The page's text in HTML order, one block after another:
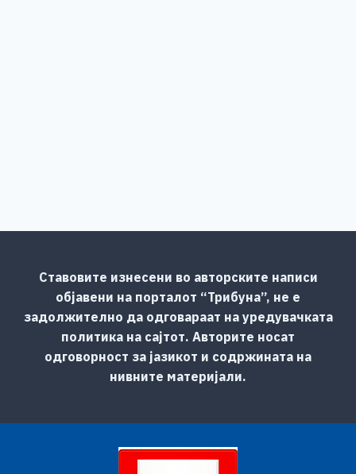
Ставовите изнесени во авторските написи
објавени на порталот “Трибуна”, не е
задолжително да одговараат на уредувачката
политика на сајтот. Авторите носат
одговорност за јазикот и содржината на
нивните материјали.